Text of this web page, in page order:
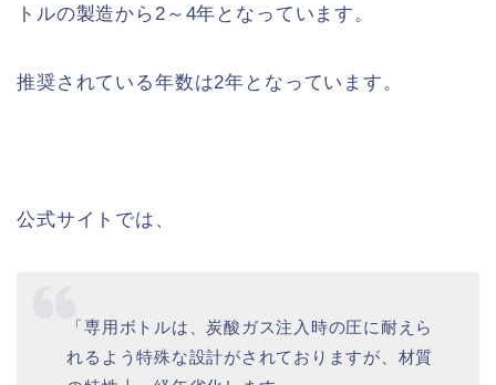
トルの製造から2～4年となっています。
推奨されている年数は2年となっています。
公式サイトでは、
「専用ボトルは、炭酸ガス注入時の圧に耐えら
れるよう特殊な設計がされておりますが、材質